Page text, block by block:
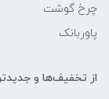
چرخ گوشت
پاوربانک
از تخفیف‌ها و